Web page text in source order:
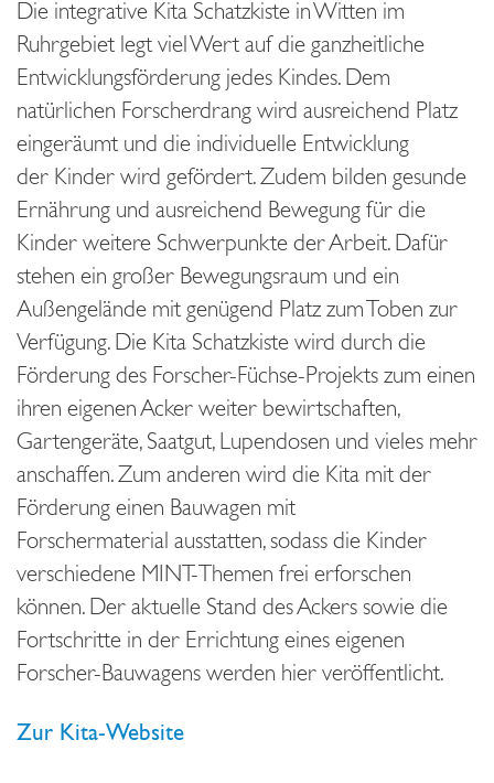
Die integrative Kita Schatzkiste in Witten im
Ruhrgebiet legt viel Wert auf die ganzheitliche
Entwicklungsförderung jedes Kindes. Dem
natürlichen Forscherdrang wird ausreichend Platz
eingeräumt und die individuelle Entwicklung
der Kinder wird gefördert. Zudem bilden gesunde
Ernährung und ausreichend Bewegung für die
Kinder weitere Schwerpunkte der Arbeit. Dafür
stehen ein großer Bewegungsraum und ein
Außengelände mit genügend Platz zum Toben zur
Verfügung. Die Kita Schatzkiste wird durch die
Förderung des Forscher-Füchse-Projekts zum einen
ihren eigenen Acker weiter bewirtschaften,
Gartengeräte, Saatgut, Lupendosen und vieles mehr
anschaffen. Zum anderen wird die Kita mit der
Förderung einen Bauwagen mit
Forschermaterial ausstatten, sodass die Kinder
verschiedene MINT-Themen frei erforschen
können. Der aktuelle Stand des Ackers sowie die
Fortschritte in der Errichtung eines eigenen
Forscher-Bauwagens werden hier veröffentlicht.
Zur Kita-Website